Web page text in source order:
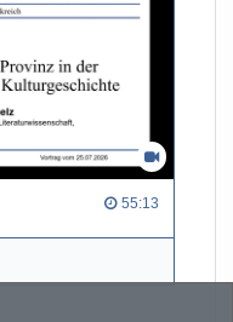
55:13